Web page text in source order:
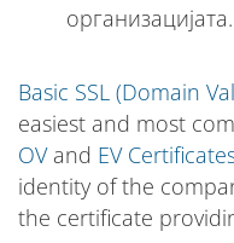
организацијата.
Basic SSL (Domain
easiest and most
OVand EV
identity of the
the certificate